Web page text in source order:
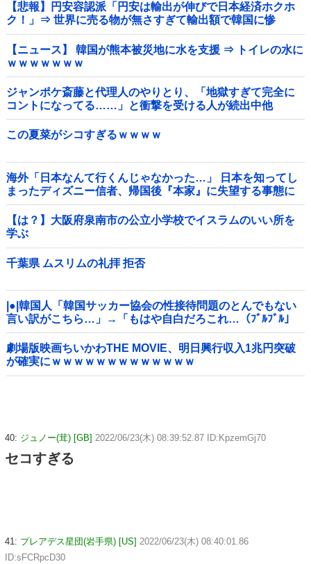
【悲報】円安容認派「円安は輸出が伸びで日本経済ホクホ
ク！」⇒ 世界に売る物が無さすぎて輸出額で韓国に惨
敗・・・
【ニュース】 韓国が熊本被災地に水を支援 ⇒ トイレの水に
ｗｗｗｗｗｗｗ
ジャンポケ斎藤と代理人のやりとり、「地獄すぎて完全に
コントになってる……」と衝撃を受ける人が続出中他
この夏菜がシコすぎるｗｗｗｗ
海外「日本なんて行くんじゃなかった…」 日本を知ってし
まったディズニー信者、帰国後『本家』に失望する事態に
【は？】大阪府泉南市の公立小学校でイスラムのいい所を
学ぶ
千葉県 ムスリムの礼拝 拒否
|●|韓国人「韓国サッカー協会の性接待問題のとんでもない
言い訳がこちら…」→「もはや自白だろこれ…（ﾌﾞﾙﾌﾞﾙ」
＝韓国の反応
劇場版映画ちいかわTHE MOVIE、明日興行収入1兆円突破
が確実にｗｗｗｗｗｗｗｗｗｗｗｗｗ
40: ジュノー(茸) [GB] 2022/06/23(木) 08:39:52.87 ID:KpzemGj70
セコすぎる
41: プレアデス星団(岩手県) [US] 2022/06/23(木) 08:40:01.86
ID:sFCRpcD30